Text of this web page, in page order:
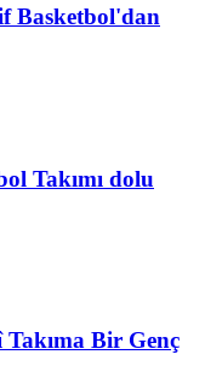
Basketbol'dan
Takımı dolu
Bir Genç